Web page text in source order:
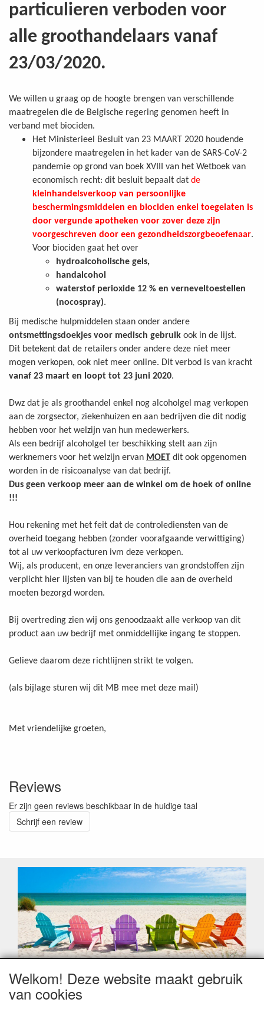
particulieren verboden voor
alle groothandelaars vanaf
23/03/2020.
We willen u graag op de hoogte brengen van verschillende
maatregelen die de Belgische regering genomen heeft in
verband met biociden.
Het Ministerieel Besluit van 23 MAART 2020 houdende
bijzondere maatregelen in het kader van de SARS-CoV-2
pandemie op grond van boek XVIII van het Wetboek van
economisch recht: dit besluit bepaalt dat de
kleinhandelsverkoop van persoonlijke
beschermingsmiddelen en biociden enkel toegelaten is
door vergunde apotheken voor zover deze zijn
voorgeschreven door een gezondheidszorgbeoefenaar.
Voor biociden gaat het over
hydroalcoholische gels,
handalcohol
waterstof perioxide 12 % en verneveltoestellen
(nocospray).
Bij medische hulpmiddelen staan onder andere
ontsmettingsdoekjes voor medisch gebruik ook in de lijst.
Dit betekent dat de retailers onder andere deze niet meer
mogen verkopen, ook niet meer online. Dit verbod is van kracht
vanaf 23 maart en loopt tot 23 juni 2020.
Dwz dat je als groothandel enkel nog alcoholgel mag verkopen
aan de zorgsector, ziekenhuizen en aan bedrijven die dit nodig
hebben voor het welzijn van hun medewerkers.
Als een bedrijf alcoholgel ter beschikking stelt aan zijn
werknemers voor het welzijn ervan MOET dit ook opgenomen
worden in de risicoanalyse van dat bedrijf.
Dus geen verkoop meer aan de winkel om de hoek of online
!!!
Hou rekening met het feit dat de controlediensten van de
overheid toegang hebben (zonder voorafgaande verwittiging)
tot al uw verkoopfacturen ivm deze verkopen.
Wij, als producent, en onze leveranciers van grondstoffen zijn
verplicht hier lijsten van bij te houden die aan de overheid
moeten bezorgd worden.
Bij overtreding zien wij ons genoodzaakt alle verkoop van dit
product aan uw bedrijf met onmiddellijke ingang te stoppen.
Gelieve daarom deze richtlijnen strikt te volgen.
(als bijlage sturen wij dit MB mee met deze mail)
Met vriendelijke groeten,
Reviews
Er zijn geen reviews beschikbaar in de huidige taal
Schrijf een review
Geachte klant,
Zoals elk jaar zorgt de verlofperiode, naast een hoop
Welkom! Deze website maakt gebruik
van cookies